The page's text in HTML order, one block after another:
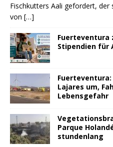
Fischkutters Aali gefordert, der
von […]
Stipendien für
Lajares um,
Lebensgefahr
Parque
stundenlang